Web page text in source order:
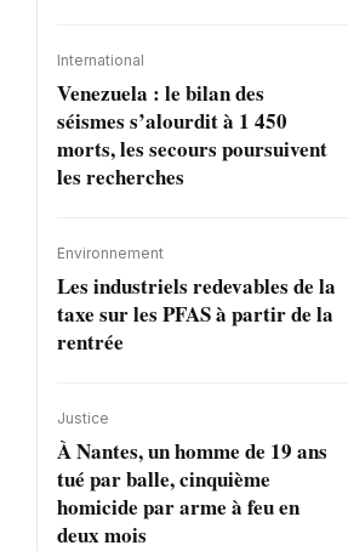
International
Venezuela : le bilan des
séismes s’alourdit à 1 450
morts, les secours poursuivent
les recherches
Environnement
Les industriels redevables de la
taxe sur les PFAS à partir de la
rentrée
Justice
À Nantes, un homme de 19 ans
tué par balle, cinquième
homicide par arme à feu en
deux mois